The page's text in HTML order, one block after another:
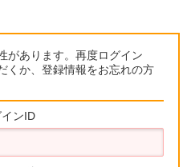
があります。再度ログイン
くか、登録情報をお忘れの方
インID